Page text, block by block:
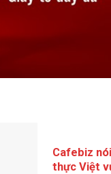
Cafebiz
thực Việt